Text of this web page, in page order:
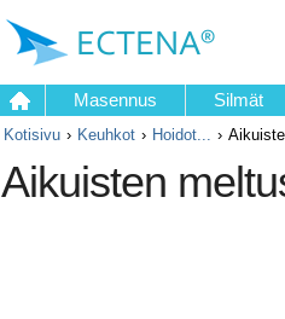
Masennus Silmät
Kotisivu Keuhkot Hoidot...
Aikuisten